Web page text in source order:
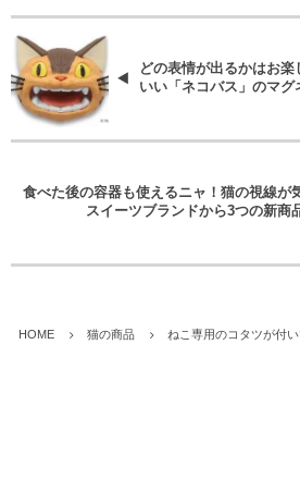
どの表情が出るかはお
いい「ネコバス」のマグ
食べた後の容器も使えるニャ！猫の視線が
スイーツブランドから3つの新商
HOME 猫の商品 ねこ専用のコタツが付